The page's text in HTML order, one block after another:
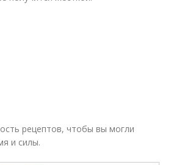
рецептов, чтобы вы могли
и силы.